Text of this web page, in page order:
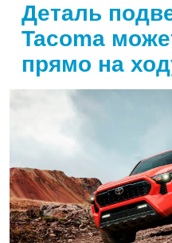
Деталь
Tacoma
прямо на